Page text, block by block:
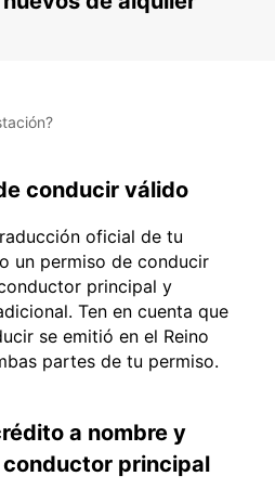
conducir válido
oficial de tu
un permiso de conducir
principal y
Ten en cuenta que
se emitió en el Reino
partes de tu permiso.
a nombre y
principal